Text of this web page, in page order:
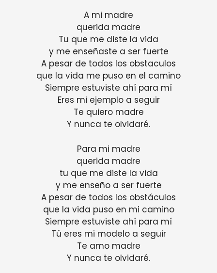
A mi madre
querida madre
Tu que me diste la vida
y me enseñaste a ser fuerte
A pesar de todos los obstaculos
que la vida me puso en el camino
Siempre estuviste ahí para mí
Eres mi ejemplo a seguir
Te quiero madre
Y nunca te olvidaré.
Para mi madre
querida madre
tu que me diste la vida
y me enseño a ser fuerte
A pesar de todos los obstáculos
que la vida puso en mi camino
Siempre estuviste ahí para mí
Tú eres mi modelo a seguir
Te amo madre
Y nunca te olvidaré.